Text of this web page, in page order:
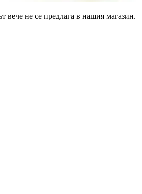
вече не се предлага в нашия магазин.